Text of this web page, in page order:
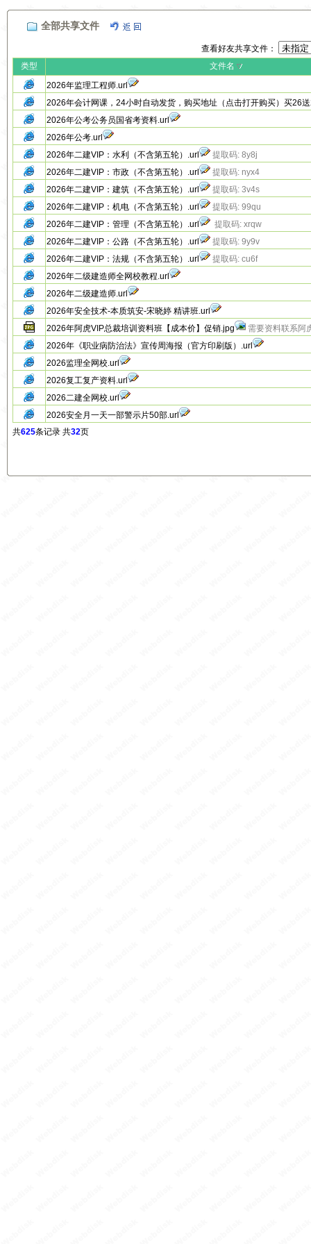
全部共享文件
查看好友共享文件：
类型
文件名
2026年监理工程师.url
2026年会计网课，24小时自动发货，购买地址（点击打开购买）买26
2026年公考公务员国省考资料.url
2026年公考.url
2026年二建VIP：水利（不含第五轮）.url
提取码: 8y8j
2026年二建VIP：市政（不含第五轮）.url
提取码: nyx4
2026年二建VIP：建筑（不含第五轮）.url
提取码: 3v4s
2026年二建VIP：机电（不含第五轮）.url
提取码: 99qu
2026年二建VIP：管理（不含第五轮）.url
提取码: xrqw
2026年二建VIP：公路（不含第五轮）.url
提取码: 9y9v
2026年二建VIP：法规（不含第五轮）.url
提取码: cu6f
2026年二级建造师全网校教程.url
2026年二级建造师.url
2026年安全技术-本质筑安-宋晓婷 精讲班.url
2026年阿虎VIP总裁培训资料班【成本价】促销.jpg
需要资料联系阿
2026年《职业病防治法》宣传周海报（官方印刷版）.url
2026监理全网校.url
2026复工复产资料.url
2026二建全网校.url
2026安全月一天一部警示片50部.url
共625条记录 共32页